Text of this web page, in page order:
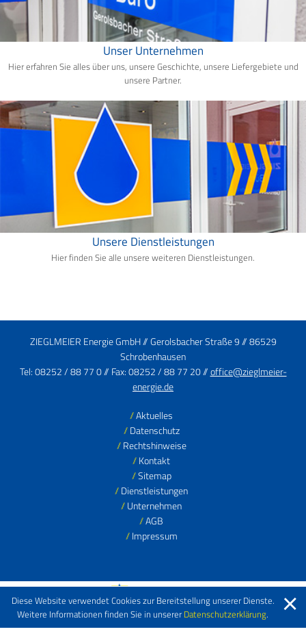
Diese Website verwendet Cookies zur Bereitstellung unserer Dienste.
Weitere Informationen finden Sie in unsererDatenschutzerklärung.
Unser Unternehmen
Hier erfahren Sie alles über uns, unsere Geschichte, unsere Liefergebiete und
unsere Partner.
Unsere Dienstleistungen
Hier finden Sie alle unsere weiteren Dienstleistungen.
ZIEGLMEIER Energie GmbH // Gerolsbacher Straße 9 // 86529
Schrobenhausen
Tel: 08252 / 88 77 0 // Fax: 08252 / 88 77 20 //office@zieglmeier-
energie.de
Aktuelles
Datenschutz
Rechtshinweise
Kontakt
Sitemap
Dienstleistungen
Unternehmen
AGB
Impressum